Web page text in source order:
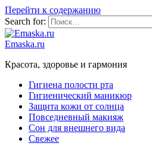
Перейти к содержанию
Search for:
Emaska.ru
Красота, здоровье и гармония
Гигиена полости рта
Гигиенический маникюр
Защита кожи от солнца
Повседневный макияж
Сон для внешнего вида
Свежее